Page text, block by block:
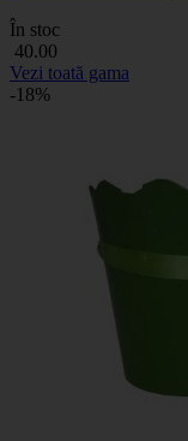
În stoc
40.00
Vezi toată gama
-18%